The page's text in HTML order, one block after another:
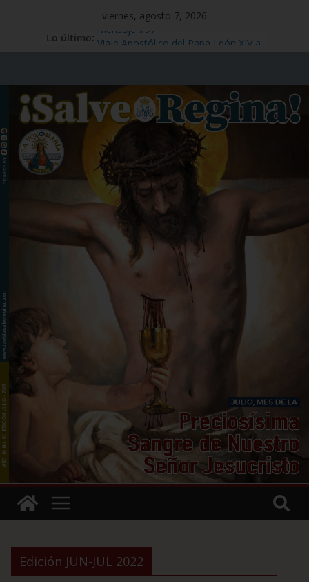
viernes, agosto 7, 2026
Lo último: Mensaje #97
Señor Jesucristo – 1 de julio
Santo Tomás Apóstol – 3 de julio
San Benito abad – 11 de julio
Edición JUN-JUL 2022